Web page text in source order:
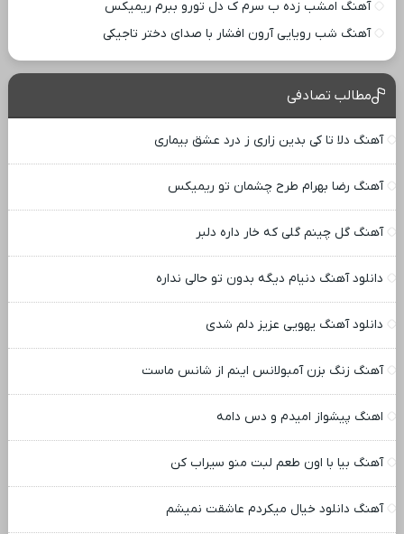
آهنگ امشب زده ب سرم ک دل تورو ببرم ریمیکس
آهنگ شب رویایی آرون افشار با صدای دختر تاجیکی
مطالب تصادفی
آهنگ دلا تا کی بدین زاری ز درد عشق بیماری
آهنگ رضا بهرام طرح چشمان تو ریمیکس
آهنگ گل چینم گلی که خار داره دلبر
دانلود آهنگ دنیام دیگه بدون تو حالی نداره
دانلود آهنگ یهویی عزیز دلم شدی
آهنگ زنگ بزن آمبولانس اینم از شانس ماست
اهنگ پیشواز امیدم و دس دامه
آهنگ بیا با اون طعم لبت منو سیراب کن
آهنگ دانلود خیال میکردم عاشقت نمیشم